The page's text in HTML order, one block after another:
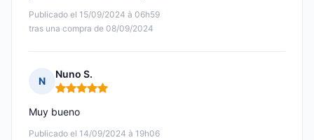
Publicado el 15/09/2024 à 06h59
tras una compra de 08/09/2024
N
Nuno S.
Nota: 5 de 5
Publicado el 14/09/2024 à 19h06
Muy bueno